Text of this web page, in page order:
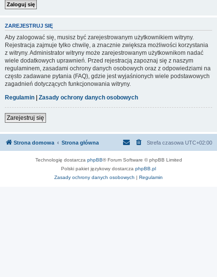
ZAREJESTRUJ SIĘ
Aby zalogować się, musisz być zarejestrowanym użytkownikiem witryny.
Rejestracja zajmuje tylko chwilę, a znacznie zwiększa możliwości korzystania
z witryny. Administrator witryny może zarejestrowanym użytkownikom nadać
wiele dodatkowych uprawnień. Przed rejestracją zapoznaj się z naszym
regulaminem, zasadami ochrony danych osobowych oraz z odpowiedziami na
często zadawane pytania (FAQ), gdzie jest wyjaśnionych wiele podstawowych
zagadnień dotyczących funkcjonowania witryny.
Regulamin | Zasady ochrony danych osobowych
Zarejestruj się
Strona domowa Strona główna Strefa czasowa UTC+02:00
Technologię dostarcza phpBB® Forum Software © phpBB Limited
Polski pakiet językowy dostarcza phpBB.pl
Zasady ochrony danych osobowych | Regulamin